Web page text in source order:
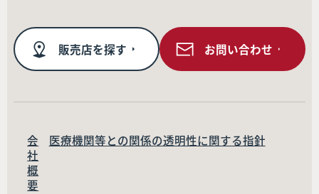
販売店を探す お問い合わせ
会
社
概
要
医療機関等との関係の透明性に関する指針